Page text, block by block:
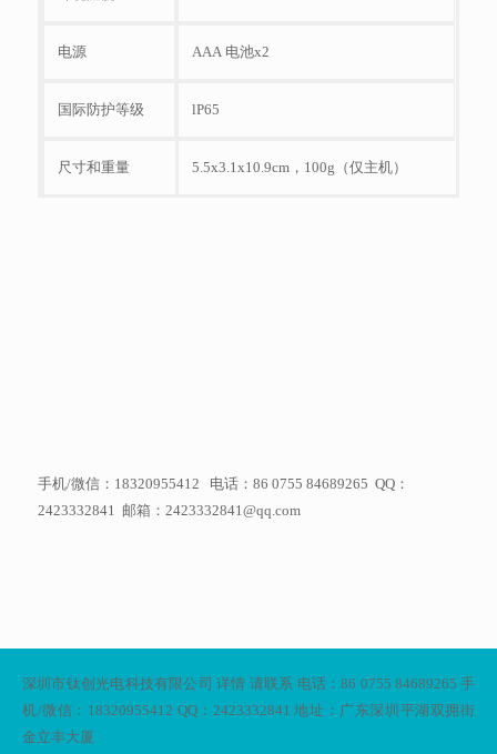
电源 AAA 电池x2
国际防护等级 lP65
尺寸和重量 5.5x3.1x10.9cm，100g（仅主机）
手机/微信：18320955412 电话：86 0755 84689265 QQ：
2423332841 邮箱：2423332841@qq.com
深圳市钛创光电科技有限公司 详情 请联系 电话：86 0755 84689265 手
机/微信：18320955412 QQ：2423332841 地址：广东深圳平湖双拥街
金立丰大厦